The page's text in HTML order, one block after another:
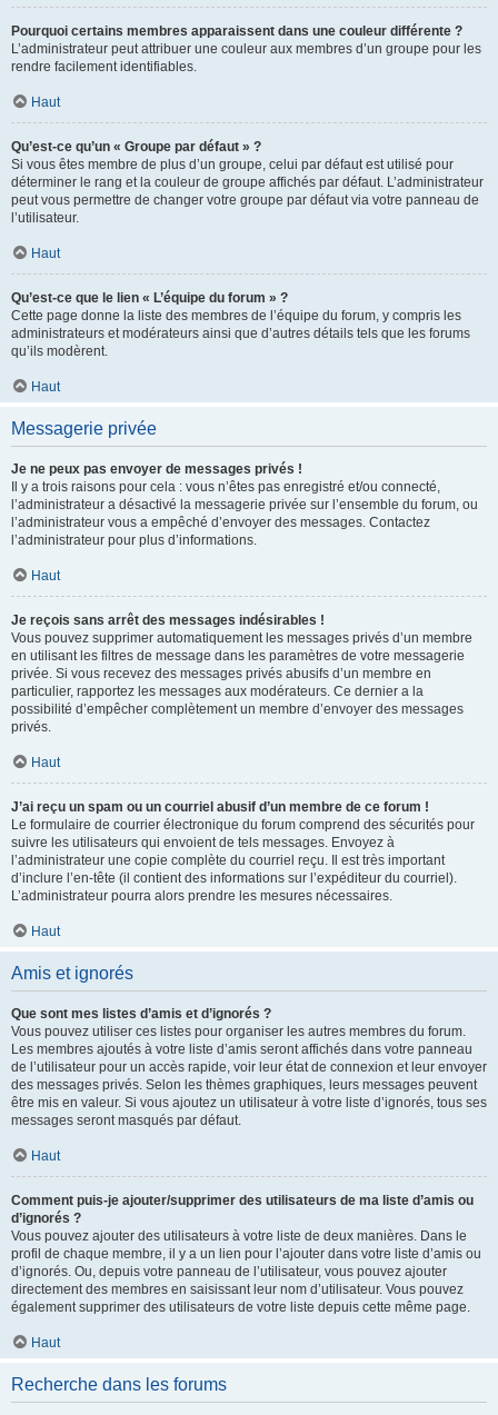
Pourquoi certains membres apparaissent dans une couleur différente ?
L’administrateur peut attribuer une couleur aux membres d’un groupe pour les
rendre facilement identifiables.
Haut
Qu’est-ce qu’un « Groupe par défaut » ?
Si vous êtes membre de plus d’un groupe, celui par défaut est utilisé pour
déterminer le rang et la couleur de groupe affichés par défaut. L’administrateur
peut vous permettre de changer votre groupe par défaut via votre panneau de
l’utilisateur.
Haut
Qu’est-ce que le lien « L’équipe du forum » ?
Cette page donne la liste des membres de l’équipe du forum, y compris les
administrateurs et modérateurs ainsi que d’autres détails tels que les forums
qu’ils modèrent.
Haut
Messagerie privée
Je ne peux pas envoyer de messages privés !
Il y a trois raisons pour cela : vous n’êtes pas enregistré et/ou connecté,
l’administrateur a désactivé la messagerie privée sur l’ensemble du forum, ou
l’administrateur vous a empêché d’envoyer des messages. Contactez
l’administrateur pour plus d’informations.
Haut
Je reçois sans arrêt des messages indésirables !
Vous pouvez supprimer automatiquement les messages privés d’un membre
en utilisant les filtres de message dans les paramètres de votre messagerie
privée. Si vous recevez des messages privés abusifs d’un membre en
particulier, rapportez les messages aux modérateurs. Ce dernier a la
possibilité d’empêcher complètement un membre d’envoyer des messages
privés.
Haut
J’ai reçu un spam ou un courriel abusif d’un membre de ce forum !
Le formulaire de courrier électronique du forum comprend des sécurités pour
suivre les utilisateurs qui envoient de tels messages. Envoyez à
l’administrateur une copie complète du courriel reçu. Il est très important
d’inclure l’en-tête (il contient des informations sur l’expéditeur du courriel).
L’administrateur pourra alors prendre les mesures nécessaires.
Haut
Amis et ignorés
Que sont mes listes d’amis et d’ignorés ?
Vous pouvez utiliser ces listes pour organiser les autres membres du forum.
Les membres ajoutés à votre liste d’amis seront affichés dans votre panneau
de l’utilisateur pour un accès rapide, voir leur état de connexion et leur envoyer
des messages privés. Selon les thèmes graphiques, leurs messages peuvent
être mis en valeur. Si vous ajoutez un utilisateur à votre liste d’ignorés, tous ses
messages seront masqués par défaut.
Haut
Comment puis-je ajouter/supprimer des utilisateurs de ma liste d’amis ou
d’ignorés ?
Vous pouvez ajouter des utilisateurs à votre liste de deux manières. Dans le
profil de chaque membre, il y a un lien pour l’ajouter dans votre liste d’amis ou
d’ignorés. Ou, depuis votre panneau de l’utilisateur, vous pouvez ajouter
directement des membres en saisissant leur nom d’utilisateur. Vous pouvez
également supprimer des utilisateurs de votre liste depuis cette même page.
Haut
Recherche dans les forums